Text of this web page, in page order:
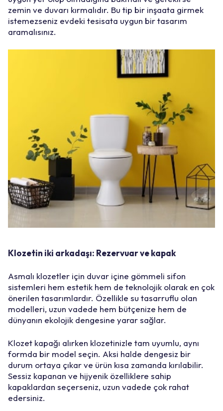
zemin ve duvarı kırmalıdır. Bu tip bir inşaata girmek
istemezseniz evdeki tesisata uygun bir tasarım
aramalısınız.
Klozetin iki arkadaşı: Rezervuar ve kapak
Asmalı klozetler için duvar içine gömmeli sifon
sistemleri hem estetik hem de teknolojik olarak en çok
önerilen tasarımlardır. Özellikle su tasarruflu olan
modelleri, uzun vadede hem bütçenize hem de
dünyanın ekolojik dengesine yarar sağlar.
Klozet kapağı alırken klozetinizle tam uyumlu, aynı
formda bir model seçin. Aksi halde dengesiz bir
durum ortaya çıkar ve ürün kısa zamanda kırılabilir.
Sessiz kapanan ve hijyenik özelliklere sahip
kapaklardan seçerseniz, uzun vadede çok rahat
edersiniz.